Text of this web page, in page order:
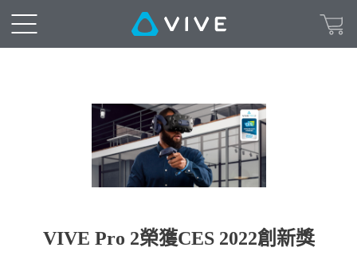
VIVE Pro 2榮獲CES 2022創新獎